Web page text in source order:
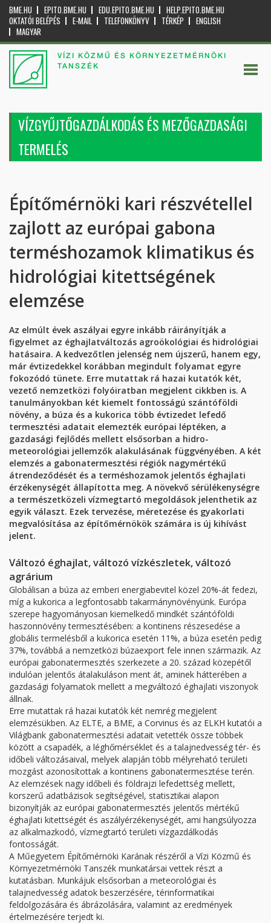
BME.HU EPITO.BME.HU EDU.EPITO.BME.HU
HELP.EPITO.BME.HU
OKTATÓI BELÉPÉS
E-MAIL TELEFONKÖNYV TÉRKÉP
ENGLISH
MAGYAR
VÍZI KÖZMŰ ÉS KÖRNYEZETMÉRNÖKI
TANSZÉK
VÍZGYŰJTŐGAZDÁLKODÁS ÉS MEZŐGAZDASÁGI
TERMELÉS
Építőmérnöki kari részvétellel
zajlott az európai gabona
terméshozamok klimatikus és
hidrológiai kitettségének
elemzése
Az elmúlt évek aszályai egyre inkább ráirányítják a
figyelmet az éghajlatváltozás agroökológiai és hidrológiai
hatásaira. A kedvezőtlen jelenség nem újszerű, hanem egy,
már évtizedekkel korábban megindult folyamat egyre
fokozódó tünete. Erre mutattak rá hazai kutatók két,
vezető nemzetközi folyóiratban megjelent cikkben is. A
tanulmányokban két kiemelt fontosságú szántóföldi
növény, a búza és a kukorica több évtizedet lefedő
termesztési adatait elemezték európai léptéken, a
gazdasági fejlődés mellett elsősorban a hidro-
meteorológiai jellemzők alakulásának függvényében. A két
elemzés a gabonatermesztési régiók nagymértékű
átrendeződését és a terméshozamok jelentős éghajlati
érzékenységét állapította meg. A növekvő sérülékenységre
a természetközeli vízmegtartó megoldások jelenthetik az
egyik választ. Ezek tervezése, méretezése és gyakorlati
megvalósítása az építőmérnökök számára is új kihívást
jelent.
Változó éghajlat, változó vízkészletek, változó
agrárium
Globálisan a búza az emberi energiabevitel közel 20%-át fedezi,
míg a kukorica a legfontosabb takarmánynövényünk. Európa
szerepe hagyományosan kiemelkedő mindkét szántóföldi
haszonnövény termesztésében: a kontinens részesedése a
globális termelésből a kukorica esetén 11%, a búza esetén pedig
37%, továbbá a nemzetközi búzaexport fele innen származik. Az
európai gabonatermesztés szerkezete a 20. század közepétől
indulóan jelentős átalakuláson ment át, aminek hátterében a
gazdasági folyamatok mellett a megváltozó éghajlati viszonyok
állnak.
Erre mutattak rá hazai kutatók két nemrég megjelent
elemzésükben. Az ELTE, a BME, a Corvinus és az ELKH kutatói a
Világbank gabonatermesztési adatait vetették össze többek
között a csapadék, a léghőmérséklet és a talajnedvesség tér- és
időbeli változásaival, melyek alapján több mélyreható területi
mozgást azonosítottak a kontinens gabonatermesztése terén.
Az elemzések nagy időbeli és földrajzi lefedettség mellett,
korszerű adatbázisok segítségével, statisztikai alapon
bizonyítják az európai gabonatermesztés jelentős mértékű
éghajlati kitettségét és aszályérzékenységét, ami hangsúlyozza
az alkalmazkodó, vízmegtartó területi vízgazdálkodás
fontosságát.
A Műegyetem Építőmérnöki Karának részéről a Vízi Közmű és
Környezetmérnöki Tanszék munkatársai vettek részt a
kutatásban. Munkájuk elsősorban a meteorológiai és
talajnedvesség adatok beszerzésére, térinformatikai
feldolgozására és ábrázolására, valamint az eredmények
értelmezésére terjedt ki.